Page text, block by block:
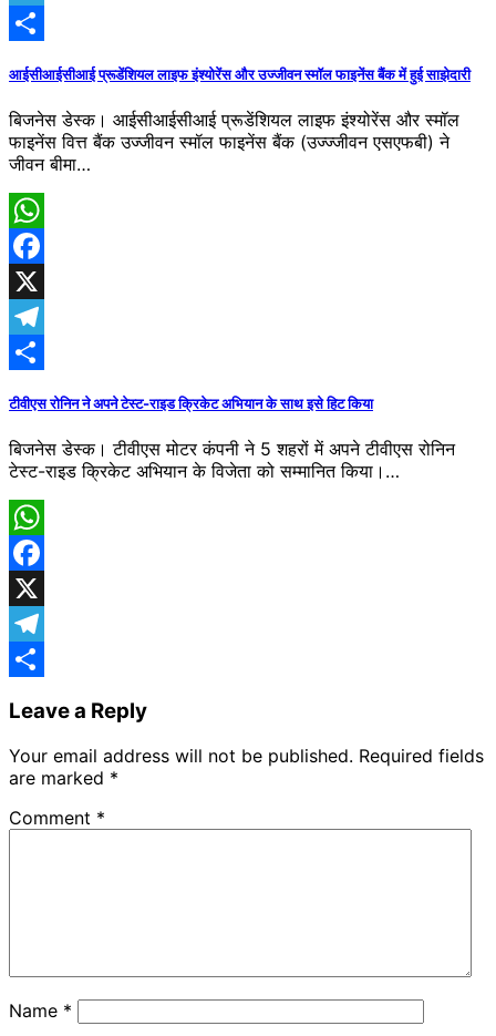
Telegram
आईसीआईसीआई प्रूडेंशियल लाइफ इंश्योरेंस और उज्जीवन स्मॉल फाइनेंस बैंक में हुई साझेदारी
बिजनेस डेस्क। आईसीआईसीआई प्रूडेंशियल लाइफ इंश्योरेंस और स्मॉल
फाइनेंस वित्त बैंक उज्जीवन स्मॉल फाइनेंस बैंक (उज्ज्जीवन एसएफबी) ने
जीवन बीमा…
WhatsApp
Facebook
X
Telegram
टीवीएस रोनिन ने अपने टेस्ट-राइड क्रिकेट अभियान के साथ इसे हिट किया
बिजनेस डेस्क। टीवीएस मोटर कंपनी ने 5 शहरों में अपने टीवीएस रोनिन
टेस्ट-राइड क्रिकेट अभियान के विजेता को सम्मानित किया।…
WhatsApp
Facebook
X
Telegram
Leave a Reply
Your email address will not be published. Required fields
are marked *
Comment *
Name *